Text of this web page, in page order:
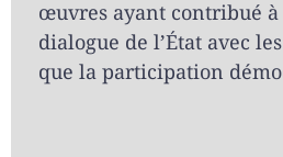
œuvres ayant contribué
dialogue de l’État avec
que la participation